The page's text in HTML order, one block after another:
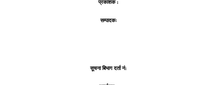
प्रकाशक :
सम्पादकः
सूचना बिभाग दर्ता नं: